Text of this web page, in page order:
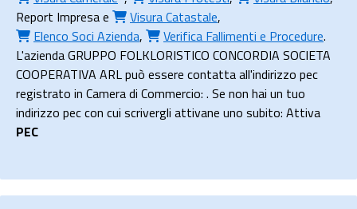
Report Impresae Visura Catastale,
Elenco Soci Azienda, Verifica Fallimenti e Procedure.
L'azienda GRUPPO FOLKLORISTICO CONCORDIA SOCIETA
COOPERATIVA ARL può essere contatta all'indirizzo pec
registrato in Camera di Commercio: . Se non hai un tuo
indirizzo pec con cui scrivergli attivane uno subito: Attiva
PEC